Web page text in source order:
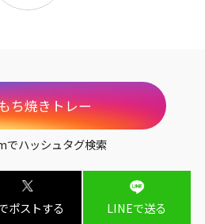
ち焼きトレー
ハッシュタグ検索
ポストする LINEで送る